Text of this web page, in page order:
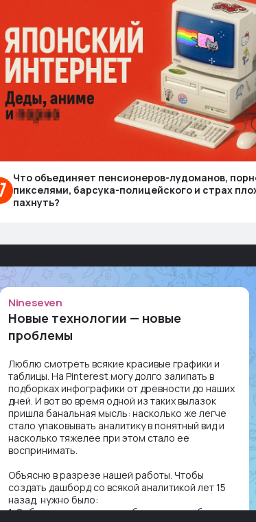
Что объединяет пенсионеров-лудоманов,
пикселями, барсука-полицейского и страх
пахнуть?
Nineseven
Новые технологии — новые
проблемы
Люблю смотреть всякие красивые графики и
таблицы. На Pinterest могу долго залипать в
подборках инфографики от древности до наших
дней. И вот во время одной из таких вылазок
пришла банальная мысль: насколько же легче
стало упаковывать аналитику в понятный вид и
насколько тяжелее при этом стало ее
воспринимать.
Объясню в разрезе нашей работы. Чтобы
создать дашборд со всякой аналитикой лет 15
назад, нужно было:
1. Собирать данные в одну базу и разгребать их